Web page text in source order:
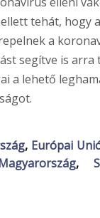
tehát, hogy
a
segítve is arra
a lehető
, Európai
,